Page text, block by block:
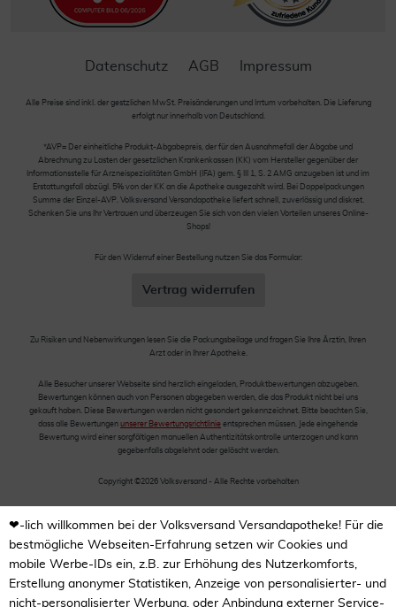
Datenschutz AGB Impressum
Alle Preise sind inkl. der gestzlichen MwSt. Preisänderungen und Irrtum vorbehalten. Die Lieferung
erfolgt nur innerhalb von Deutschland.
*AVP= Der einheitliche Produkt-Abgabepreis, der für den Ausnahmefall der Abgabe und
Abrechnung zu Lasten der gesetzlichen Krankenkassen (KK) vom Hersteller gegenüber der
Informationsstelle für Arzneispezialitäten GmbH (IFA) gem. § III 1, S. 2 AMG anzugeben ist und im
Erstattungsfall abzügl. 5% von der KK an die Apotheke ausgezahlt wird. Bei Doppelpackungen
Summe der Einzel-AVP. Volksversand Versandapotheke liefert schnell, zuverlässig und diskret.
Schenken Sie uns Ihr Vertrauen und überzeugen Sie sich von den vielen Vorteilen unseres Online-
Shops!
Für den Widerruf einer Bestellung nutzen Sie das Formular:
Vertrag widerrufen
Zu Risiken und Nebenwirkungen lesen Sie die Packungsbeilage und fragen Sie Ihre Ärztin, Ihren
Arzt oder in Ihrer Apotheke.
Alle Besucher unserer Webseite sind herzlich eingeladen, Produktbewertungen abzugeben.
Bewertungen können auch von Personen abgegeben werden, die das Produkt nicht bei uns
gekauft haben. Diese Bewertungen werden nicht gesondert gekennzeichnet. Bitte beachten Sie,
dass alle Bewertungen unserer Bewertungsrichtlinie entsprechen müssen. Jede eingehende
Bewertung wird einer sorgfältigen manuellen Authentizitätskontrolle unterzogen und kann
gegebenfalls abgelehnt oder gelöscht werden.
Copyright ©2026 Volksversand - Alle Rechte vorbehalten
❤-lich willkommen bei der Volksversand Versandapotheke! Für die
bestmögliche Webseiten-Erfahrung setzen wir Cookies und
mobile Werbe-IDs ein, z.B. zur Erhöhung des Nutzerkomforts,
Erstellung anonymer Statistiken, Anzeige von personalisierter- und
nicht-personalisierter Werbung, oder Anbindung externer Service-